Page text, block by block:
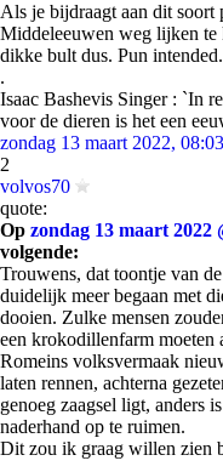
Als je bijdraagt aan dit soort
Middeleeuwen weg lijken te
dikke bult dus. Pun intended.
.
Isaac Bashevis Singer : `In
voor de dieren is het een
zondag 13 maart 2022,
2
volvos70
quote:
Op zondag 13 maart 2022
volgende:
Trouwens, dat toontje van
duidelijk meer begaan met
dooien. Zulke mensen
een krokodillenfarm moeten
Romeins volksvermaak
laten rennen, achterna
genoeg zaagsel ligt, anders
naderhand op te ruimen.
Dit zou ik graag willen zien